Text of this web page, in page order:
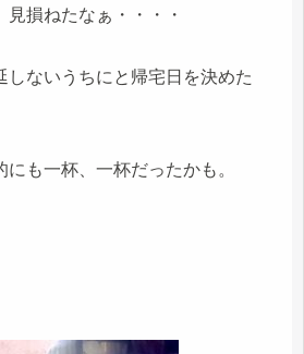
損ねたなぁ・・・・
しないうちにと帰宅日を決めた
にも一杯、一杯だったかも。